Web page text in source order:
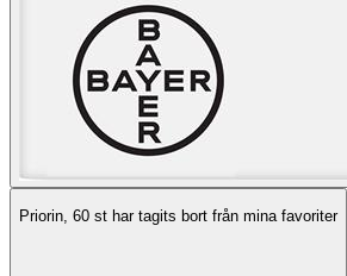
Priorin, 60 st har tagits bort från mina favoriter